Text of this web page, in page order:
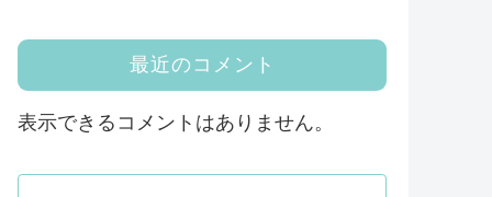
最近のコメント
表示できるコメントはありません。